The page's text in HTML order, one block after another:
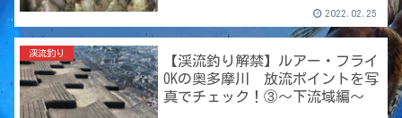
2022.02.25
渓流釣り
【渓流釣り解禁】ルアー・フライ
OKの奥多摩川 放流ポイントを写
真でチェック！③〜下流域編〜